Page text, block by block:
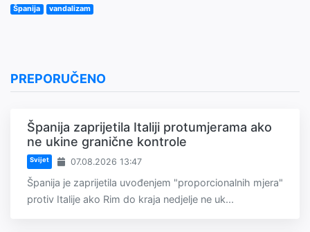
Španija vandalizam
PREPORUČENO
Španija zaprijetila Italiji protumjerama ako
ne ukine granične kontrole
Svijet 07.08.2026 13:47
Španija je zaprijetila uvođenjem "proporcionalnih mjera"
protiv Italije ako Rim do kraja nedjelje ne uk...